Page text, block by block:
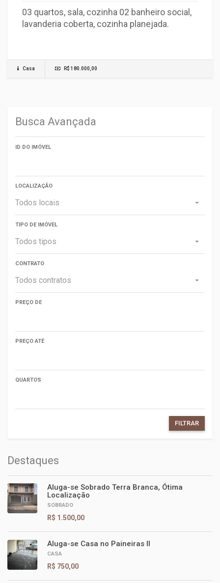
03 quartos, sala, cozinha 02 banheiro social,
lavanderia coberta, cozinha planejada.
Casa R$ 180.000,00
Busca Avançada
ID DO IMÓVEL
LOCALIZAÇÃO
Todos locais
TIPO DE IMÓVEL
Todos tipos
CONTRATO
Todos contratos
PREÇO DE
PREÇO ATÉ
QUARTOS
FILTRAR
Destaques
Aluga-se Sobrado Terra Branca, Ótima
Localização
SOBRADO
R$ 1.500,00
Aluga-se Casa no Paineiras II
CASA
R$ 750,00